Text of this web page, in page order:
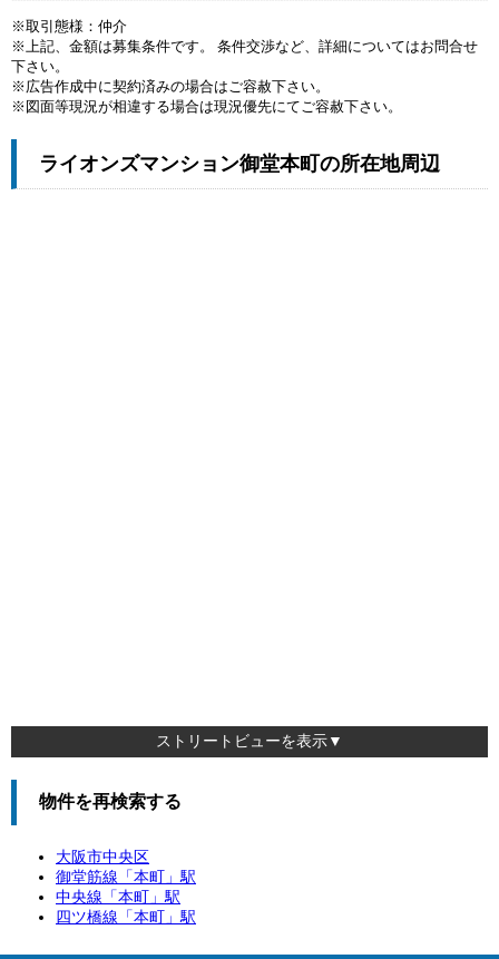
※取引態様：仲介
※上記、金額は募集条件です。 条件交渉など、詳細についてはお問合せ
下さい。
※広告作成中に契約済みの場合はご容赦下さい。
※図面等現況が相違する場合は現況優先にてご容赦下さい。
ライオンズマンション御堂本町の所在地周辺
ストリートビューを表示▼
物件を再検索する
大阪市中央区
御堂筋線「 本町
」駅
中央線「 本町
」駅
四ツ橋線「 本町 」駅